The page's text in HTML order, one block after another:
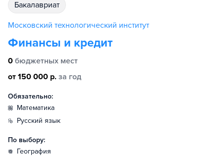
бакалавриат
Московский технологический институт
Финансы и кредит
0 бюджетных мест
от 150 000 р. за год
Обязательно:
математика
русский язык
По выбору:
география